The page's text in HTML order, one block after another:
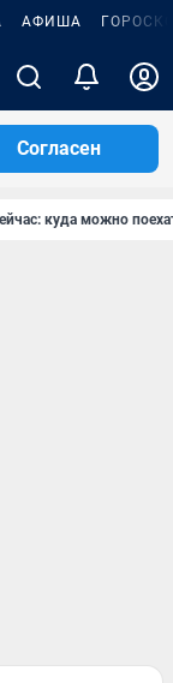
АФИША
Согласен
куда можно